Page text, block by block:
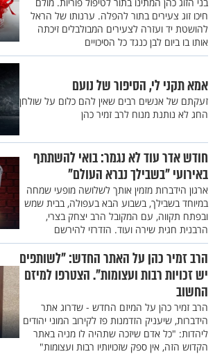
חיכו זוג צעירים בתור להפלה. ערנותו של הראל
להושטת יד ועזרה לצעירים המבולבלים זיכתה
אותו בו ביום לבן כנגד כל הסיכויים
אמא תקני לי, הסיפור של נועם
זעקתם של אנשים רבים שאין להם כלום על שולחן
החג לא נותנת מנוח לרב זמיר כהן
חודש אדר עוד לא נגמר: בואי להשתתף
באירועי "בשבילך נברא העולם"
ארגון הידברות מזמין אותך לשלושה מופעי שמחה
במיוחד בשבילך, בשבוע הבא בעפולה, בבית שמש
ובפתח תקווה, עם המקובל הרב יצחק בצרי,
הרבנית חגית שירה ועוד. הזדרזי להירשם
הרב זמיר כהן על האתר החדש: "לשותפים
יש זכויות רבות ועצומות". הצטרפו למיזם
החשוב
הרב זמיר כהן על המיזם החדש - שדרוג אתר
הידברות, שיעניק הזדמנות פז לקירוב המוני יהודים
ליהדות: "כל אדם שיזכה שתהיה לו מניה באתר
הקדוש הזה, אין ספק שזכויותיו רבות ועצומות"